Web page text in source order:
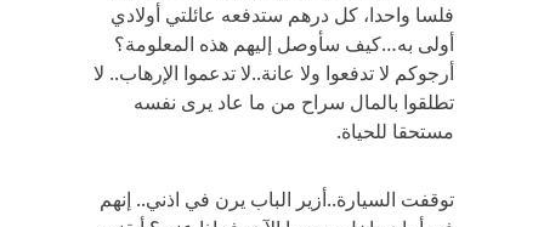
فلسا واحدا، كل درهم ستدفعه عائلتي أولادي
أولى به…كيف سأوصل إليهم هذه المعلومة؟
أرجوكم لا تدفعوا ولا عانة..لا تدعموا الإرهاب.. لا
تطلقوا بالمال سراح من ما عاد يرى نفسه
مستحقا للحياة.
توقفت السيارة..أزير الباب يرن في اذني.. إنهم